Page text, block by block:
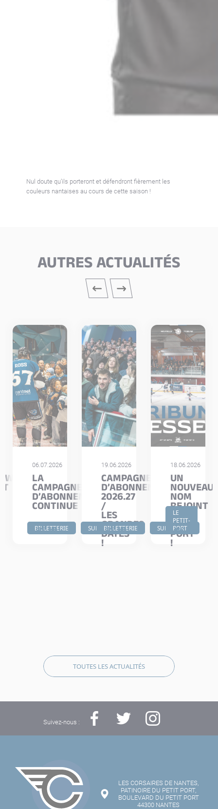
Nul doute qu’ils porteront et défendront fièrement les
couleurs nantaises au cours de cette saison !
AUTRES ACTUALITÉS
BILLETTERIE SUPPORTERS
06.07.2026
LA
CAMPAGNE
D’ABONNEMENTS
CONTINUE
LIRE BILLETTERIE SUPPORTERS
19.06.2026
CAMPAGNE
D’ABONNEMENTS
2026.27
/
LES
GRANDES
DATES
!
LIRE
LE
PETIT-
PORT
18.06.2026
UN
NOUVEAU
NOM
REJOINT
LE
PETIT
PORT
!
LIRE
TOUTES LES ACTUALITÉS
Suivez-nous :
LES CORSAIRES DE NANTES,
PATINOIRE DU PETIT PORT,
BOULEVARD DU PETIT PORT
44300 NANTES